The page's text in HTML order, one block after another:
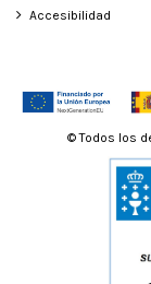
Accesibilidad
© Todos los